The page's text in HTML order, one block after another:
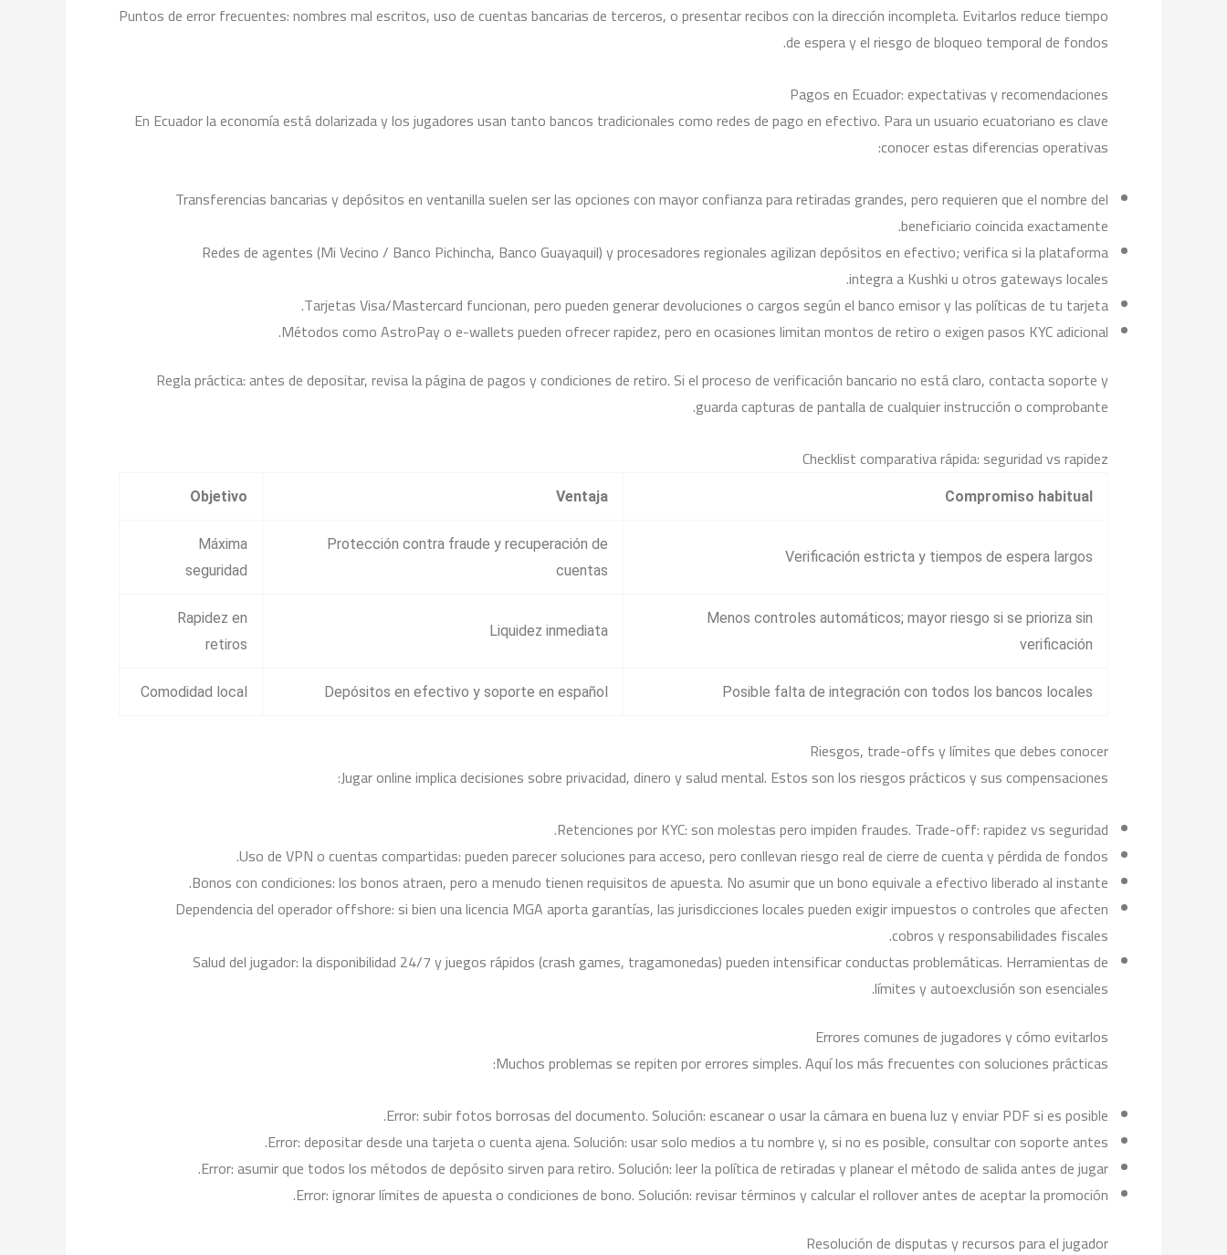
Puntos de error frecuentes: nombres mal escritos, uso de cuentas bancarias de terceros, o presentar recibos con la dirección incompleta. Evitarlos reduce tiempo
de espera y el riesgo de bloqueo temporal de fondos.
Pagos en Ecuador: expectativas y recomendaciones
En Ecuador la economía está dolarizada y los jugadores usan tanto bancos tradicionales como redes de pago en efectivo. Para un usuario ecuatoriano es clave
conocer estas diferencias operativas:
Transferencias bancarias y depósitos en ventanilla suelen ser las opciones con mayor confianza para retiradas grandes, pero requieren que el nombre del
beneficiario coincida exactamente.
Redes de agentes (Mi Vecino / Banco Pichincha, Banco Guayaquil) y procesadores regionales agilizan depósitos en efectivo; verifica si la plataforma
integra a Kushki u otros gateways locales.
Tarjetas Visa/Mastercard funcionan, pero pueden generar devoluciones o cargos según el banco emisor y las políticas de tu tarjeta.
Métodos como AstroPay o e-wallets pueden ofrecer rapidez, pero en ocasiones limitan montos de retiro o exigen pasos KYC adicional.
Regla práctica: antes de depositar, revisa la página de pagos y condiciones de retiro. Si el proceso de verificación bancario no está claro, contacta soporte y
guarda capturas de pantalla de cualquier instrucción o comprobante.
Checklist comparativa rápida: seguridad vs rapidez
Objetivo Ventaja Compromiso habitual
Máxima
seguridad
Protección contra fraude y recuperación de
cuentas
Verificación estricta y tiempos de espera largos
Rapidez en
retiros
Liquidez inmediata
Menos controles automáticos; mayor riesgo si se prioriza sin
verificación
Comodidad local Depósitos en efectivo y soporte en español Posible falta de integración con todos los bancos locales
Riesgos, trade-offs y límites que debes conocer
Jugar online implica decisiones sobre privacidad, dinero y salud mental. Estos son los riesgos prácticos y sus compensaciones:
Retenciones por KYC: son molestas pero impiden fraudes. Trade-off: rapidez vs seguridad.
Uso de VPN o cuentas compartidas: pueden parecer soluciones para acceso, pero conllevan riesgo real de cierre de cuenta y pérdida de fondos.
Bonos con condiciones: los bonos atraen, pero a menudo tienen requisitos de apuesta. No asumir que un bono equivale a efectivo liberado al instante.
Dependencia del operador offshore: si bien una licencia MGA aporta garantías, las jurisdicciones locales pueden exigir impuestos o controles que afecten
cobros y responsabilidades fiscales.
Salud del jugador: la disponibilidad 24/7 y juegos rápidos (crash games, tragamonedas) pueden intensificar conductas problemáticas. Herramientas de
límites y autoexclusión son esenciales.
Errores comunes de jugadores y cómo evitarlos
Muchos problemas se repiten por errores simples. Aquí los más frecuentes con soluciones prácticas:
Error: subir fotos borrosas del documento. Solución: escanear o usar la cámara en buena luz y enviar PDF si es posible.
Error: depositar desde una tarjeta o cuenta ajena. Solución: usar solo medios a tu nombre y, si no es posible, consultar con soporte antes.
Error: asumir que todos los métodos de depósito sirven para retiro. Solución: leer la política de retiradas y planear el método de salida antes de jugar.
Error: ignorar límites de apuesta o condiciones de bono. Solución: revisar términos y calcular el rollover antes de aceptar la promoción.
Resolución de disputas y recursos para el jugador